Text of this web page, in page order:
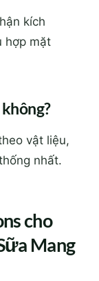
kích
hợp mặt
vật liệu,
nhất.
cho
Mang